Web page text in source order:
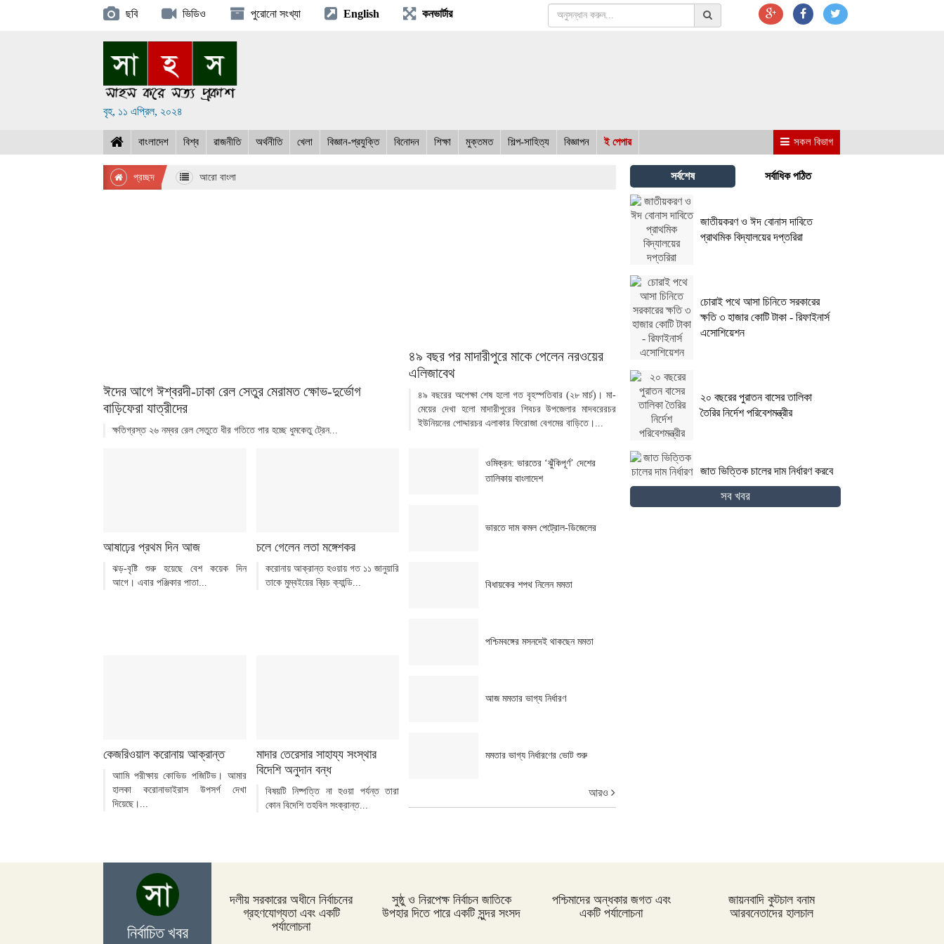
ছবি ভিডিও পুরোনো সংখ্যা English কনভার্টার
বৃহ, ১১ এপ্রিল, ২০২৪
বাংলাদেশ বিশ্ব রাজনীতি অর্থনীতি খেলা বিজ্ঞান-প্রযুক্তি বিনোদন শিক্ষা মুক্তমত শিল্প-সাহিত্য বিজ্ঞাপন ই পেপার সকল বিভাগ
প্রচ্ছদ আরো বাংলা
ঈদের আগে ঈশ্বরদী-ঢাকা রেল সেতুর মেরামত ক্ষোভ-দুর্ভোগ
বাড়িফেরা যাত্রীদের
ক্ষতিগ্রস্ত ২৬ নম্বর রেল সেতুতে ধীর গতিতে পার হচ্ছে ধুমকেতু ট্রেন...
৪৯ বছর পর মাদারীপুরে মাকে পেলেন নরওয়ের
এলিজাবেথ
৪৯ বছরের অপেক্ষা শেষ হলো গত বৃহস্পতিবার (২৮ মার্চ)। মা-
মেয়ের দেখা হলো মাদারীপুরের শিবচর উপজেলার মাদবরেরচর
ইউনিয়নের পোদ্দারচর এলাকার ফিরোজা বেগমের বাড়িতে।...
আষাঢ়ের প্রথম দিন আজ
ঝড়-বৃষ্টি শুরু হয়েছে বেশ কয়েক দিন
আগে। এবার পঞ্জিকার পাতা...
চলে গেলেন লতা মঙ্গেশকর
করোনায় আক্রান্ত হওয়ায় গত ১১ জানুয়ারি
তাকে মুম্বইয়ের ব্রিচ ক্যান্ডি...
কেজরিওয়াল করোনায় আক্রান্ত
আামি পরীক্ষায় কোভিড পজিটিভ। আমার
হালকা করোনাভাইরাস উপসর্গ দেখা
দিয়েছে।...
মাদার তেরেসার সাহায্য সংস্থার
বিদেশি অনুদান বন্ধ
বিষয়টি নিষ্পত্তি না হওয়া পর্যন্ত তারা
কোন বিদেশি তহবিল সংক্রান্ত...
ওমিক্রন: ভারতের ‘ঝুঁকিপূর্ণ’ দেশের
তালিকায় বাংলাদেশ
ভারতে দাম কমল পেট্রোল-ডিজেলের
বিধায়কের শপথ নিলেন মমতা
পশ্চিমবঙ্গের মসনদেই থাকছেন মমতা
আজ মমতার ভাগ্য নির্ধারণ
মমতার ভাগ্য নির্ধারণের ভোট শুরু
আরও
সর্বশেষ সর্বাধিক পঠিত
জাতীয়করণ ও ঈদ বোনাস দাবিতে
প্রাথমিক বিদ্যালয়ের দপ্তরিরা
চোরাই পথে আসা চিনিতে সরকারের
ক্ষতি ৩ হাজার কোটি টাকা - রিফাইনার্স
এসোশিয়েশন
২০ বছরের পুরাতন বাসের তালিকা
তৈরির নির্দেশ পরিবেশমন্ত্রীর
জাত ভিত্তিক চালের দাম নির্ধারণ করবে
সরকার - বাণিজ্য প্রতিমন্ত্রী
সব খবর
নির্বাচিত খবর
দলীয় সরকারের অধীনে নির্বাচনের
গ্রহণযোগ্যতা এবং একটি
পর্যালোচনা
সুষ্ঠু ও নিরপেক্ষ নির্বাচন জাতিকে
উপহার দিতে পারে একটি সুন্দর সংসদ
পশ্চিমাদের অন্ধকার জগত এবং
একটি পর্যালোচনা
জায়নবাদি কুটচাল বনাম
আরবনেতাদের হালচাল